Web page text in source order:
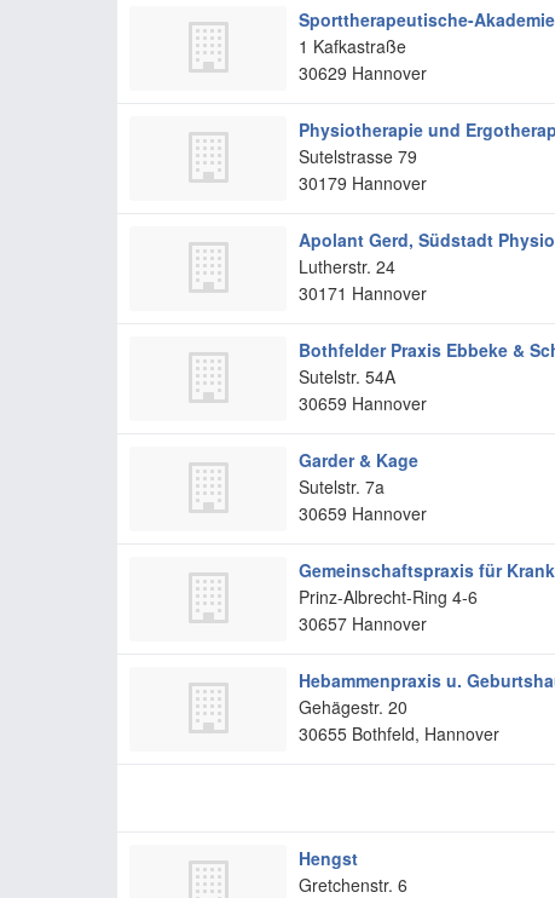
Sporttherapeutische-Akademie
1 Kafkastraße
30629 Hannover
Physiotherapie und
Sutelstrasse 79
30179 Hannover
Apolant Gerd, Südstadt
Lutherstr. 24
30171 Hannover
Bothfelder Praxis Ebbeke &
Sutelstr. 54A
30659 Hannover
Garder & Kage
Sutelstr. 7a
30659 Hannover
Gemeinschaftspraxis für
Prinz-Albrecht-Ring 4-6
30657 Hannover
Hebammenpraxis u.
Gehägestr. 20
30655 Bothfeld, Hannover
Hengst
Gretchenstr. 6